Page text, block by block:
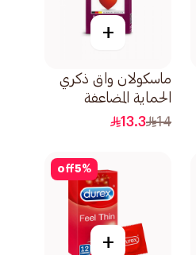
+
ماسكولان واق ذكري
الحماية المضاعفة
3قطعة
14
13.3
5%
off
+